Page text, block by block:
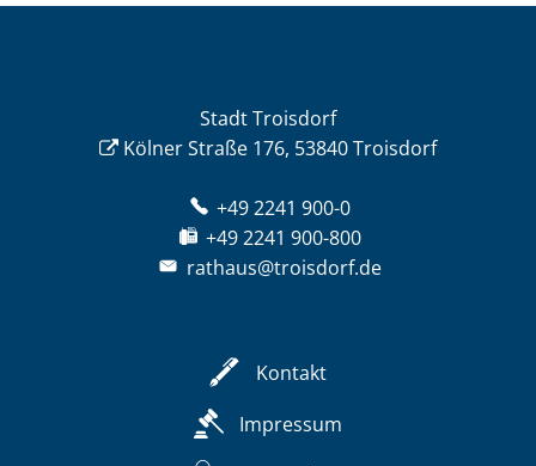
Stadt Troisdorf
Kölner Straße 176, 53840 Troisdorf
+49 2241 900-0
+49 2241 900-800
rathaus@troisdorf.de
Kontakt
Impressum